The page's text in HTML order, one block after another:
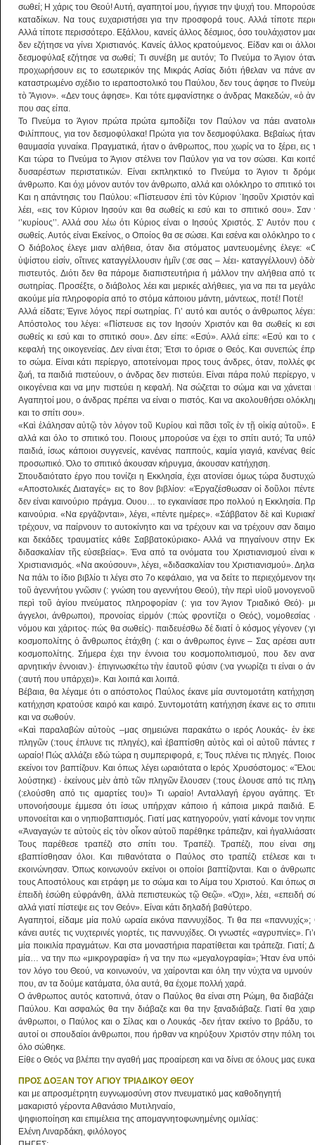
σωθεί; Η χάρις του Θεού! Αυτή, αγαπητοί μου, ήγγισε την ψυχή του. Μπορούσε
καταδίκων. Να τους ευχαριστήσει για την προσφορά τους. Αλλά τίποτε
Αλλά τίποτε περισσότερο. Εξάλλου, κανείς άλλος δέσμιος, όσο τουλάχιστον
δεν εζήτησε να γίνει Χριστιανός. Κανείς άλλος κρατούμενος. Είδαν και οι
δεσμοφύλαξ εζήτησε να σωθεί; Τι συνέβη με αυτόν; Το Πνεύμα το Άγιον
προχωρήσουν εις το εσωτερικόν της Μικράς Ασίας διότι ήθελαν να πάνε
καταστρωμένο σχέδιο το ιεραποστολικό του Παύλου, δεν τους άφησε το
τὸ Ἅγιον». «Δεν τους άφησε». Και τότε εμφανίστηκε ο άνδρας Μακεδών, «ὁ
που σας είπα.
Το Πνεύμα το Άγιον πρώτα πρώτα εμποδίζει τον Παύλον να πάει
Φιλίππους, για τον δεσμοφύλακα! Πρώτα για τον δεσμοφύλακα. Βεβαίως
θαυμασία γυναίκα. Πραγματικά, ήταν ο άνθρωπος, που χωρίς να το ξέρει,
Και τώρα το Πνεύμα το Άγιον στέλνει τον Παύλον για να τον σώσει. Και
δυσαρέστων περιστατικών. Είναι εκπληκτικό το Πνεύμα το Άγιον τι
άνθρωπο. Και όχι μόνον αυτόν τον άνθρωπο, αλλά και ολόκληρο το σπιτικό
Και η απάντησις του Παύλου: «Πίστευσον ἐπὶ τὸν Κύριον ᾿Ιησοῦν Χριστόν
λέει, «εις τον Κύριον Ιησούν και θα σωθείς κι εσύ και το σπιτικό σου».
‘’κυρίους’’. Αλλά σου λέω ότι Κύριος είναι ο Ιησούς Χριστός. Σ’ Αυτόν
σωθείς. Αυτός είναι Εκείνος, ο Οποίος θα σε σώσει. Και εσένα και ολόκληρο το
Ο διάβολος έλεγε μιαν αλήθεια, όταν δια στόματος μαντευομένης έλεγε:
ὑψίστου εἰσίν, οἵτινες καταγγέλλουσιν ἡμῖν (:σε σας – λέει- καταγγέλλουν)
πιστευτός. Διότι δεν θα πάρομε διαπιστευτήρια ή μάλλον την αλήθεια από
σωτηρίας. Προσέξτε, ο διάβολος λέει και μερικές αλήθειες, για να πει τα
ακούμε μία πληροφορία από το στόμα κάποιου μάντη, μάντεως, ποτέ! Ποτέ!
Αλλά είδατε; Έγινε λόγος περί σωτηρίας. Γι’ αυτό και αυτός ο άνθρωπος
Απόστολος του λέγει: «Πίστευσε εις τον Ιησούν Χριστόν και θα σωθείς
σωθείς κι εσύ και το σπιτικό σου». Δεν είπε: «Εσύ». Αλλά είπε: «Εσύ και το
κεφαλή της οικογενείας. Δεν είναι έτσι; Έτσι το όρισε ο Θεός. Και συνεπώς
το σώμα. Είναι κάτι περίεργο, αποτείνομαι προς τους άνδρες, όταν, πολλές
ζωή, τα παιδιά πιστεύουν, ο άνδρας δεν πιστεύει. Είναι πάρα πολύ
οικογένεια και να μην πιστεύει η κεφαλή. Να σώζεται το σώμα και να
Αγαπητοί μου, ο άνδρας πρέπει να είναι ο πιστός. Και να ακολουθήσει
και το σπίτι σου».
«Καὶ ἐλάλησαν αὐτῷ τὸν λόγον τοῦ Κυρίου καὶ πᾶσι τοῖς ἐν τῇ οἰκίᾳ αὐτοῦ».
αλλά και όλο το σπιτικό του. Ποιους μπορούσε να έχει το σπίτι αυτό; Τα
παιδιά, ίσως κάποιοι συγγενείς, κανένας παππούς, καμία γιαγιά, κανένας
προσωπικό. Όλο το σπιτικό άκουσαν κήρυγμα, άκουσαν κατήχηση.
Σπουδαιότατο έργο που τονίζει η Εκκλησία, έχει ατονίσει όμως τώρα
«Αποστολικές Διαταγές» εις το 8ον βιβλίον: «Ἐργαζέσθωσαν οἱ δοῦλοι
δεν είναι καινούριο πράγμα. Ουου… το εγκαινίασε προ πολλού η Εκκλησία.
καινούρια. «Να εργάζονται», λέγει, «πέντε ημέρες». «Σάββατον δὲ καὶ
τρέχουν, να παίρνουν το αυτοκίνητο και να τρέχουν και να τρέχουν σαν
και δεκάδες τραυματίες κάθε Σαββατοκύριακο- Αλλά να πηγαίνουν στην
διδασκαλίαν τῆς εὐσεβείας». Ένα από τα ονόματα του Χριστιανισμού είναι
Χριστιανισμός. «Να ακούσουν», λέγει, «διδασκαλίαν του Χριστιανισμού».
Να πάλι το ίδιο βιβλίο τι λέγει στο 7ο κεφάλαιο, για να δείτε το
τοῦ ἀγεννήτου γνῶσιν (: γνώση του αγεννήτου Θεού), τὴν περὶ υἱοῦ
περὶ τοῦ ἁγίου πνεύματος πληροφορίαν (: για τον Άγιον Τριαδικό Θεό)·
άγγελοι, άνθρωποι), προνοίας εἱρμόν (:πώς φροντίζει ο Θεός),
νόμου και χάριτος· πώς θα σωθείς)· παιδευέσθω δέ διατί ὁ κόσμος γέγονεν
κοσμοπολίτης ὁ ἄνθρωπος ἐτάχθη (: και ο άνθρωπος έγινε – Σας αρέσει
κοσμοπολίτης. Σήμερα έχει την έννοια του κοσμοπολιτισμού, που δεν
αρνητικήν έννοιαν.)· ἐπιγινωσκέτω τὴν ἑαυτοῦ φύσιν (:να γνωρίζει τι είναι
(:αυτή που υπάρχει)». Και λοιπά και λοιπά.
Βέβαια, θα λέγαμε ότι ο απόστολος Παύλος έκανε μία συντομοτάτη
κατήχηση κρατούσε καιρό και καιρό. Συντομοτάτη κατήχηση έκανε εις το
και να σωθούν.
«Καὶ παραλαβὼν αὐτοὺς –μας σημειώνει παρακάτω ο ιερός Λουκάς- ἐν
πληγῶν (:τους έπλυνε τις πληγές), καὶ ἐβαπτίσθη αὐτὸς καὶ οἱ αὐτοῦ πάντες
ωραίο! Πώς αλλάζει εδώ τώρα η συμπεριφορά, ε; Τους πλένει τις πληγές.
εκείνοι τον βαπτίζουν. Και όπως λέγει ωραιότατα ο Ιερός Χρυσόστομος:
λούστηκε) · ἐκείνους μὲν ἀπὸ τῶν πληγῶν ἔλουσεν (:τους έλουσε από τις
(:ελούσθη από τις αμαρτίες του)» Τι ωραίο! Ανταλλαγή έργου αγάπης.
υπονοήσουμε έμμεσα ότι ίσως υπήρχαν κάποιο ή κάποια μικρά
υπονοείται και ο νηπιοβαπτισμός. Γιατί μας κατηγορούν, γιατί κάνομε τον
«Ἀναγαγών τε αὐτοὺς εἰς τὸν οἶκον αὐτοῦ παρέθηκε τράπεζαν, καὶ
Τους παρέθεσε τραπέζι στο σπίτι του. Τραπέζι. Τραπέζι, που είναι
εβαπτίσθησαν όλοι. Και πιθανότατα ο Παύλος στο τραπέζι ετέλεσε και
εκοινώνησαν. Όπως κοινωνούν εκείνοι οι οποίοι βαπτίζονται. Και ο
τους Αποστόλους και ετράφη με το σώμα και το Αίμα του Χριστού. Και όπως
ἐπειδὴ ἐσώθη εὐφράνθη, ἀλλὰ πεπιστευκὼς τῷ Θεῷ». «Όχι», λέει, «επειδή
αλλά γιατί πίστεψε εις τον Θεόν». Είναι κάτι δηλαδή βαθύτερο.
Αγαπητοί, είδαμε μία πολύ ωραία εικόνα παννυχίδος. Τι θα πει
κάνει αυτές τις νυχτερινές γιορτές, τις παννυχίδες. Οι γνωστές «αγρυπνίες».
μία ποικιλία πραγμάτων. Και στα μοναστήρια παρατίθεται και τράπεζα. Γιατί;
μία… να την πω «μικρογραφία» ή να την πω «μεγαλογραφία»; Ήταν ένα
τον λόγο του Θεού, να κοινωνούν, να χαίρονται και όλη την νύχτα να
που, αν τα δούμε κατάματα, όλα αυτά, θα έχομε πολλή χαρά.
Ο άνθρωπος αυτός κατοπινά, όταν ο Παύλος θα είναι στη Ρώμη, θα
Παύλου. Και ασφαλώς θα την διάβαζε και θα την ξαναδιάβαζε. Γιατί θα
άνθρωποι, ο Παύλος και ο Σίλας και ο Λουκάς -δεν ήταν εκείνο το βράδυ,
αυτοί οι σπουδαίοι άνθρωποι, που ήρθαν να κηρύξουν Χριστόν στην πόλη
όλο σώθηκε.
Είθε ο Θεός να βλέπει την αγαθή μας προαίρεση και να δίνει σε όλους μας
ΠΡΟΣ ΔΟΞΑΝ ΤΟΥ ΑΓΙΟΥ ΤΡΙΑΔΙΚΟΥ ΘΕΟΥ
και με απροσμέτρητη ευγνωμοσύνη στον πνευματικό μας καθοδηγητή
μακαριστό γέροντα Αθανάσιο Μυτιληναίο,
ψηφιοποίηση και επιμέλεια της απομαγνητοφωνημένης ομιλίας:
Ελένη Λιναρδάκη, φιλόλογος